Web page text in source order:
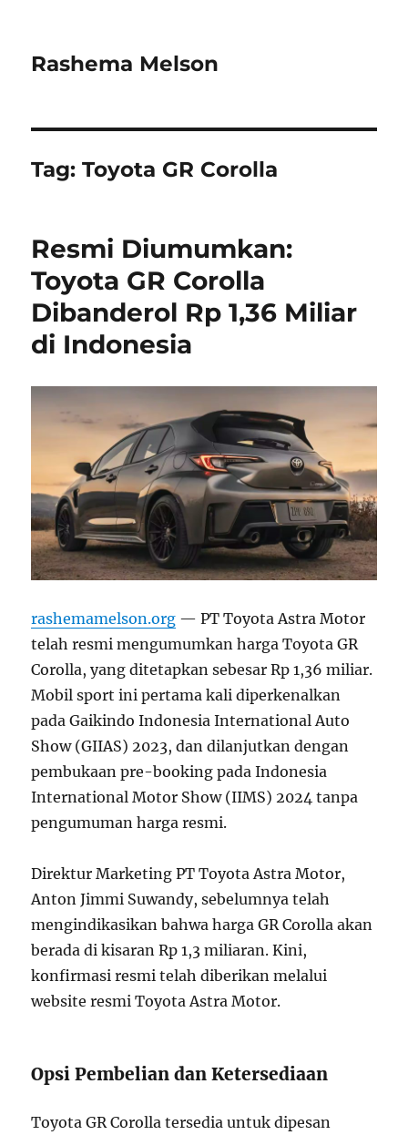
Rashema Melson
Tag:Toyota GR Corolla
Resmi Diumumkan:
Toyota GR Corolla
Dibanderol Rp 1,36 Miliar
di Indonesia
rashemamelson.org — PT Toyota Astra Motor
telah resmi mengumumkan harga Toyota GR
Corolla, yang ditetapkan sebesar Rp 1,36 miliar.
Mobil sport ini pertama kali diperkenalkan
pada Gaikindo Indonesia International Auto
Show (GIIAS) 2023, dan dilanjutkan dengan
pembukaan pre-booking pada Indonesia
International Motor Show (IIMS) 2024 tanpa
pengumuman harga resmi.
Direktur Marketing PT Toyota Astra Motor,
Anton Jimmi Suwandy, sebelumnya telah
mengindikasikan bahwa harga GR Corolla akan
berada di kisaran Rp 1,3 miliaran. Kini,
konfirmasi resmi telah diberikan melalui
website resmi Toyota Astra Motor.
Opsi Pembelian dan Ketersediaan
Toyota GR Corolla tersedia untuk dipesan